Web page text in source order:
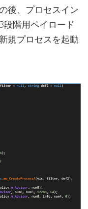
後、プロセスイン
段階用ペイロード
規プロセスを起動